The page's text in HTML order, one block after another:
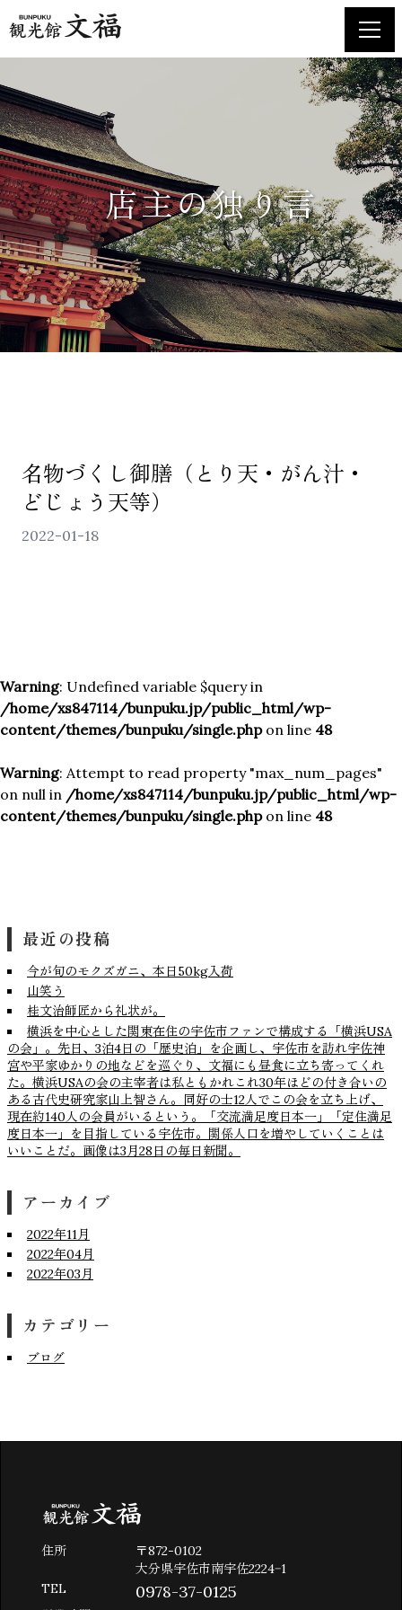
ホーム
お土産品のご案内
店舗紹介・食堂メニュー
交通アクセス
お知らせ
お問い合わせ
店主の独り言
店主の独り言
名物づくし御膳（とり天・がん汁・
どじょう天等）
2022-01-18
Warning: Undefined variable $query in
/home/xs847114/bunpuku.jp/public_html/wp-
content/themes/bunpuku/single.phpon line 48
Warning: Attempt to read property "max_num_pages"
on null in /home/xs847114/bunpuku.jp/public_html/wp-
content/themes/bunpuku/single.phpon line 48
最近の投稿
今が旬のモクズガニ、本日50kg入荷
山笑う
桂文治師匠から礼状が。
横浜を中心とした関東在住の宇佐市ファンで構成する「横浜USA
の会」。先日、3泊4日の「歴史泊」を企画し、宇佐市を訪れ宇佐神
宮や平家ゆかりの地などを巡ぐり、文福にも昼食に立ち寄ってくれ
た。横浜USAの会の主宰者は私ともかれこれ30年ほどの付き合いの
ある古代史研究家山上智さん。同好の士12人でこの会を立ち上げ、
現在約140人の会員がいるという。「交流満足度日本一」「定住満足
度日本一」を目指している宇佐市。関係人口を増やしていくことは
いいことだ。画像は3月28日の毎日新聞。
アーカイブ
2022年11月
2022年04月
2022年03月
カテゴリー
ブログ
住所
〒872-0102
大分県宇佐市南宇佐2224−1
TEL
0978-37-0125